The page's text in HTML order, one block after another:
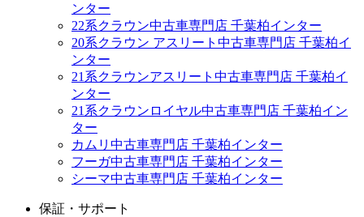
ンター
22系クラウン中古車専門店 千葉柏インター
20系クラウン アスリート中古車専門店 千葉柏イ
ンター
21系クラウンアスリート中古車専門店 千葉柏イ
ンター
21系クラウンロイヤル中古車専門店 千葉柏イン
ター
カムリ中古車専門店 千葉柏インター
フーガ中古車専門店 千葉柏インター
シーマ中古車専門店 千葉柏インター
保証・サポート